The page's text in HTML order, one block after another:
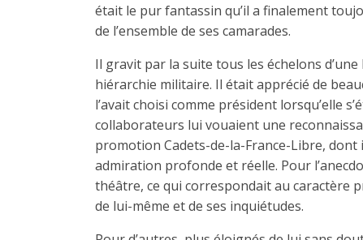
était le pur fantassin qu’il a finalement
de l’ensemble de ses camarades.
Il gravit par la suite tous les échelons
hiérarchie militaire. Il était apprécié de
l’avait choisi comme président lorsqu’elle
collaborateurs lui vouaient une
promotion Cadets-de-la-France-Libre,
admiration profonde et réelle. Pour
théâtre, ce qui correspondait au caractère
de lui-même et de ses inquiétudes.